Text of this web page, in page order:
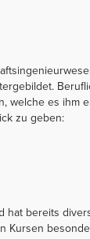
welche es ihm
zu geben:
hat bereits
Kursen